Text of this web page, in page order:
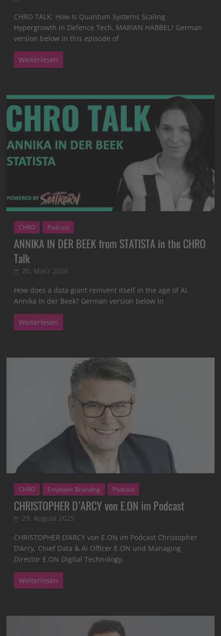
CHRO TALK: How Is Quantum Systems Scaling
Hypergrowth in Defence Tech, MARIAN HABBEL? German
version below In this episode of
Weiterlesen
CHRO Podcast
ANNIKA IN DER BEEK from STATISTA in the CHRO
Talk
20. März 2026
How does a data giant reinvent itself in the age of AI,
Annika in der Beek? German version below In
Weiterlesen
CHRO Employer Branding Podcast
CHRISTOPHER D’ARCY von E.ON im Podcast
29. August 2025
CHRISTOPHER D’ARCY von E.ON im Podcast Christopher
D’Arcy, Chief Data & AI Officer E.ON und Managing
Director E.ON Digital Technology,
Weiterlesen